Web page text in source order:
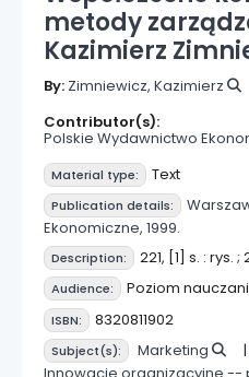
metody
Kazimierz
By: Zimniewicz, Kazimierz
Contributor(s):
Polskie Wydawnictwo
Material type: Text
Publication details:
Ekonomiczne, 1999.
Description: 221, [1] s. : rys. ;
Audience: Poziom
ISBN: 8320811902
Subject(s): Marketing